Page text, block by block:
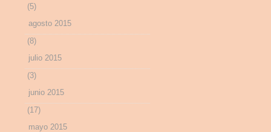
(5)
agosto 2015
(8)
julio 2015
(3)
junio 2015
(17)
mayo 2015